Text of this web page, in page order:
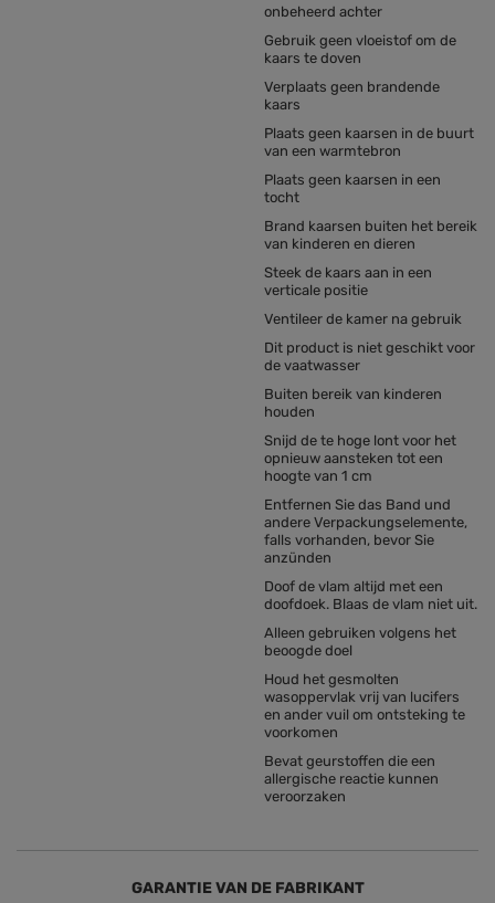
onbeheerd achter
Gebruik geen vloeistof om de
kaars te doven
Verplaats geen brandende
kaars
Plaats geen kaarsen in de buurt
van een warmtebron
Plaats geen kaarsen in een
tocht
Brand kaarsen buiten het bereik
van kinderen en dieren
Steek de kaars aan in een
verticale positie
Ventileer de kamer na gebruik
Dit product is niet geschikt voor
de vaatwasser
Buiten bereik van kinderen
houden
Snijd de te hoge lont voor het
opnieuw aansteken tot een
hoogte van 1 cm
Entfernen Sie das Band und
andere Verpackungselemente,
falls vorhanden, bevor Sie
anzünden
Doof de vlam altijd met een
doofdoek. Blaas de vlam niet uit.
Alleen gebruiken volgens het
beoogde doel
Houd het gesmolten
wasoppervlak vrij van lucifers
en ander vuil om ontsteking te
voorkomen
Bevat geurstoffen die een
allergische reactie kunnen
veroorzaken
GARANTIE VAN DE FABRIKANT